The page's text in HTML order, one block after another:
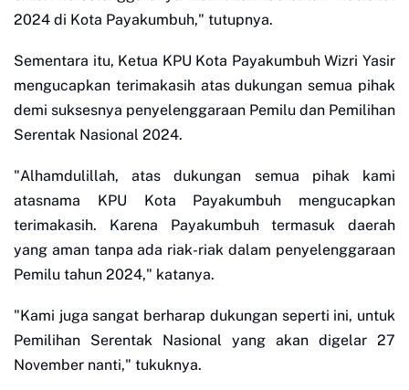
2024 di Kota Payakumbuh," tutupnya.
Sementara itu, Ketua KPU Kota Payakumbuh Wizri Yasir
mengucapkan terimakasih atas dukungan semua pihak
demi suksesnya penyelenggaraan Pemilu dan Pemilihan
Serentak Nasional 2024.
"Alhamdulillah, atas dukungan semua pihak kami
atasnama KPU Kota Payakumbuh mengucapkan
terimakasih. Karena Payakumbuh termasuk daerah
yang aman tanpa ada riak-riak dalam penyelenggaraan
Pemilu tahun 2024," katanya.
"Kami juga sangat berharap dukungan seperti ini, untuk
Pemilihan Serentak Nasional yang akan digelar 27
November nanti," tukuknya.